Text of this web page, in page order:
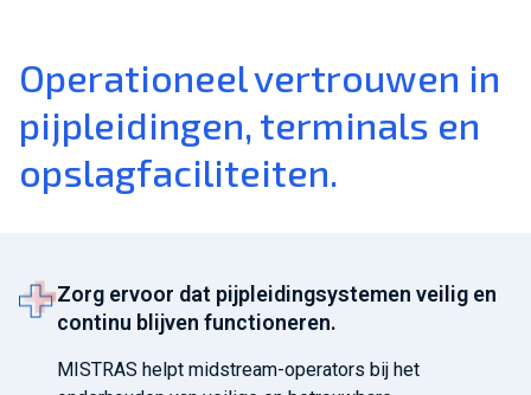
Operationeel vertrouwen in
pijpleidingen, terminals en
opslagfaciliteiten.
Zorg ervoor dat pijpleidingsystemen veilig en
continu blijven functioneren.
MISTRAS helpt midstream-operators bij het